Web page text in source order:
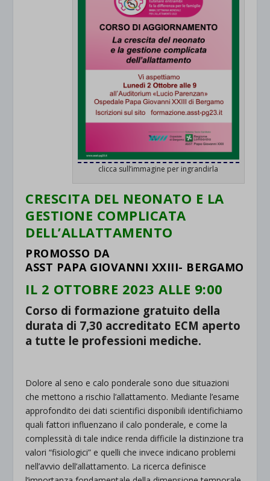
clicca sull’immagine per ingrandirla
CRESCITA DEL NEONATO E LA
GESTIONE COMPLICATA
DELL’ALLATTAMENTO
PROMOSSO DA
ASST PAPA GIOVANNI XXIII- BERGAMO
IL 2 OTTOBRE 2023 ALLE 9:00
Corso di formazione gratuito della
durata di 7,30 accreditato ECM aperto
a tutte le professioni mediche.
Dolore al seno e calo ponderale sono due situazioni
che mettono a rischio l’allattamento. Mediante l’esame
approfondito dei dati scientifici disponibili identifichiamo
quali fattori influenzano il calo ponderale, e come la
complessità di tale indice renda difficile la distinzione tra
valori “fisiologici” e quelli che invece indicano problemi
nell’avvio dell’allattamento. La ricerca definisce